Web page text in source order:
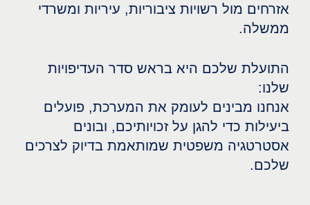
אזרחים מול רשויות ציבוריות, עיריות ומשרדי
ממשלה.
התועלת שלכם היא בראש סדר העדיפויות
שלנו:
אנחנו מבינים לעומק את המערכת, פועלים
ביעילות כדי להגן על זכויותיכם, ובונים
אסטרטגיה משפטית שמותאמת בדיוק לצרכים
שלכם.